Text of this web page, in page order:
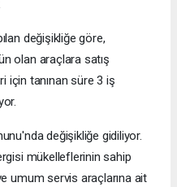
değişikliğe göre,
olan araçlara satış
için tanınan süre 3 iş
değişikliğe gidiliyor.
mükelleflerinin sahip
umum servis araçlarına ait